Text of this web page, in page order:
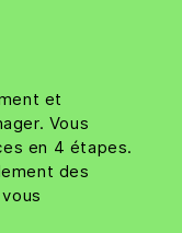
et
Vous
en 4 étapes.
des